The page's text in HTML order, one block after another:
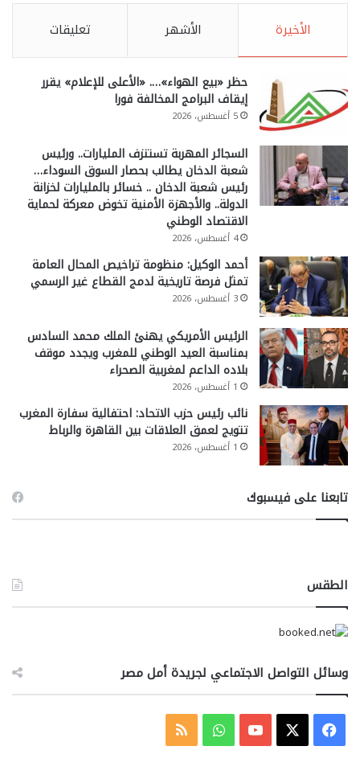
الأخيرة الأشهر تعليقات
حظر «بيع الهواء»…. «الأعلى للإعلام» يقرر
إيقاف البرامج المخالفة فورا
5 أغسطس، 2026
السجائر المهربة تستنزف المليارات.. ورئيس
شعبة الدخان يطالب بحصار السوق السوداء…
رئيس شعبة الدخان .. خسائر بالمليارات لخزانة
الدولة.. والأجهزة الأمنية تخوض معركة لحماية
الاقتصاد الوطني
4 أغسطس، 2026
أحمد الوكيل: منظومة تراخيص المحال العامة
تمثل فرصة تاريخية لدمج القطاع غير الرسمي
3 أغسطس، 2026
الرئيس الأمريكي يهنئ الملك محمد السادس
بمناسبة العيد الوطني للمغرب ويجدد موقف
بلاده الداعم لمغربية الصحراء
1 أغسطس، 2026
نائب رئيس حزب الاتحاد: احتفالية سفارة المغرب
تتويج لعمق العلاقات بين القاهرة والرباط
1 أغسطس، 2026
تابعنا على فيسبوك
الطقس
وسائل التواصل الاجتماعي لجريدة أمل مصر
فيسبوك ‫YouTubeواتسابملخص